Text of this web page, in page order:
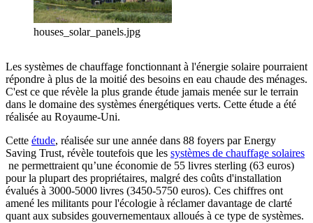
houses_solar_panels.jpg
Les systèmes de chauffage fonctionnant à l'énergie solaire pourraient
répondre à plus de la moitié des besoins en eau chaude des ménages.
C'est ce que révèle la plus grande étude jamais menée sur le terrain
dans le domaine des systèmes énergétiques verts. Cette étude a été
réalisée au Royaume-Uni.
Cette étude, réalisée sur une année dans 88 foyers par Energy
Saving Trust, révèle toutefois que les systèmes de chauffage solaires
ne permettraient qu’une économie de 55 livres sterling (63 euros)
pour la plupart des propriétaires, malgré des coûts d'installation
évalués à 3000-5000 livres (3450-5750 euros). Ces chiffres ont
amené les militants pour l'écologie à réclamer davantage de clarté
quant aux subsides gouvernementaux alloués à ce type de systèmes.